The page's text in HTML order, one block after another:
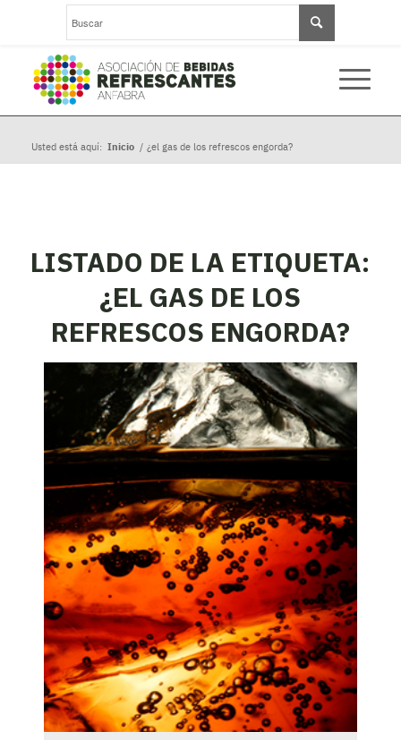
Usted está aquí: Inicio / ¿el gas de los refrescos engorda?
LISTADO DE LA ETIQUETA:
¿EL GAS DE LOS
REFRESCOS ENGORDA?